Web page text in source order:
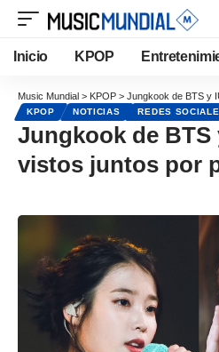
Inicio KPOP
Music Mundial > KPOP > Jungkook de BTS y IU
KPOP NOTICIAS REDES
Jungkook de BTS
vistos juntos por